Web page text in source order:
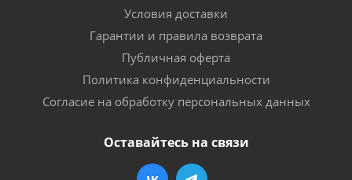
Условия доставки
Гарантии и правила возврата
Публичная оферта
Политика конфиденциальности
Согласие на обработку персональных данных
Оставайтесь на связи